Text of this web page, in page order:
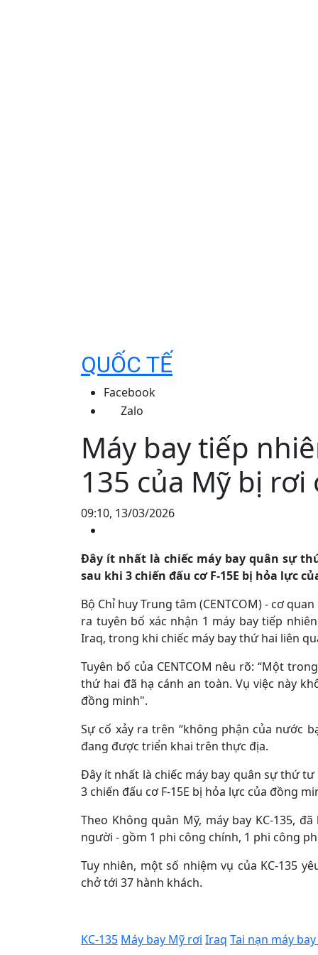
QUỐC TẾ
Facebook
Zalo
Máy bay tiếp
135 của Mỹ bị rơi
09:10, 13/03/2026
Đây ít nhất là chiếc máy bay quân sự
sau khi 3 chiến đấu cơ F-15E bị hỏa lực
Bộ Chỉ huy Trung tâm (CENTCOM) - cơ
ra tuyên bố xác nhận 1 máy bay tiếp
Iraq, trong khi chiếc máy bay thứ hai liên
Tuyên bố của CENTCOM nêu rõ: “Một
thứ hai đã hạ cánh an toàn. Vụ việc này
đồng minh".
Sự cố xảy ra trên “không phận của nước
đang được triển khai trên thực địa.
Đây ít nhất là chiếc máy bay quân sự thứ
3 chiến đấu cơ F-15E bị hỏa lực của đồng
Theo Không quân Mỹ, máy bay KC-135,
người - gồm 1 phi công chính, 1 phi công
Tuy nhiên, một số nhiệm vụ của KC-135
chở tới 37 hành khách.
KC-135 Máy bay Mỹ rơi Iraq Tai nạn máy